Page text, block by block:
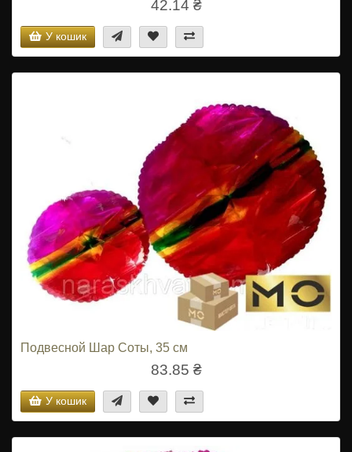
42.14 ₴
У кошик
Подвесной Шар Соты, 35 см
83.85 ₴
У кошик